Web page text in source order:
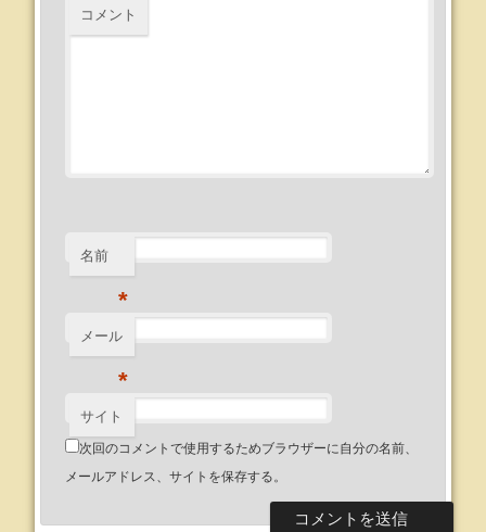
コメント
名前
*
メール
*
サイト
次回のコメントで使用するためブラウザーに自分の名前、
メールアドレス、サイトを保存する。